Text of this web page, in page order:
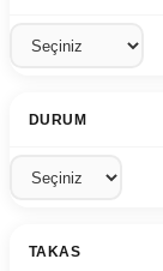
DURUM
TAKAS